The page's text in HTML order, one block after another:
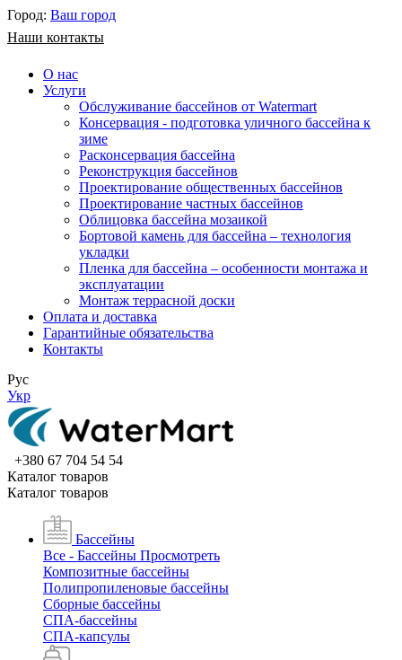
Город: Ваш город
Наши контакты
О нас
Услуги
Обслуживание бассейнов от Watermart
Консервация - подготовка уличного бассейна к
зиме
Расконсервация бассейна
Реконструкция бассейнов
Проектирование общественных бассейнов
Проектирование частных бассейнов
​Облицовка бассейна мозаикой
Бортовой камень для бассейна – технология
укладки
Пленка для бассейна – особенности монтажа и
эксплуатации
Монтаж террасной доски
Оплата и доставка
Гарантийные обязательства
Контакты
Рус
Укр
+380 67 704 54 54
Каталог товаров
Каталог товаров
Бассейны
Все - Бассейны Просмотреть
Композитные бассейны
Полипропиленовые бассейны
Сборные бассейны
СПА-бассейны
СПА-капсулы